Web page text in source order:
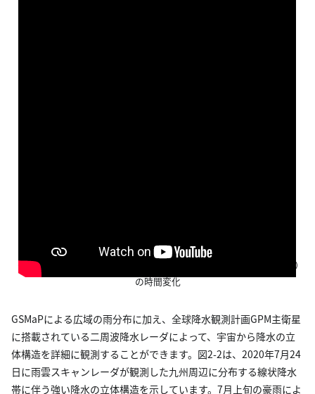
図2-1.2020年7月2日～7日（日本時間）の衛星全球降水マップ
（GSMaP）による1時間降水量 [mm/h]（上）と積算降水量[mm]（下）
の時間変化
GSMaPによる広域の雨分布に加え、全球降水観測計画GPM主衛星
に搭載されている二周波降水レーダによって、宇宙から降水の立
体構造を詳細に観測することができます。図2-2は、2020年7月24
日に雨雲スキャンレーダが観測した九州周辺に分布する線状降水
帯に伴う強い降水の立体構造を示しています。7月上旬の豪雨によ